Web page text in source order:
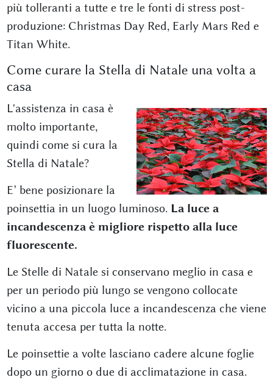
più tolleranti a tutte e tre le fonti di stress post-
produzione: Christmas Day Red, Early Mars Red e
Titan White.
Come curare la Stella di Natale una volta a
casa
L'assistenza in casa è
molto importante,
quindi come si cura la
Stella di Natale?
E’ bene posizionare la
poinsettia in un luogo luminoso.La luce a
incandescenza è migliore rispetto alla luce
fluorescente.
Le Stelle di Natale si conservano meglio in casa e
per un periodo più lungo se vengono collocate
vicino a una piccola luce a incandescenza che viene
tenuta accesa per tutta la notte.
Le poinsettie a volte lasciano cadere alcune foglie
dopo un giorno o due di acclimatazione in casa.